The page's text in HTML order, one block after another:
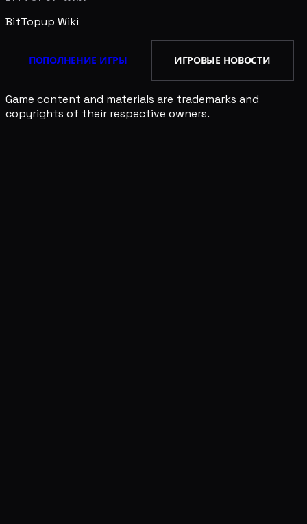
BitTopup Wiki
ПОПОЛНЕНИЕ ИГРЫ ИГРОВЫЕ НОВОСТИ
Game content and materials are trademarks and
copyrights of their respective owners.